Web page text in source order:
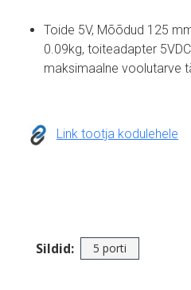
Toide 5V, Mõõdud 125
0.09kg, toiteadapter
maksimaalne voolutarve
Link tootja kodulehele
Sildid: 5 porti